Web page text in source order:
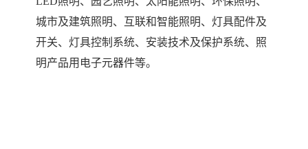
城市及建筑照明、 互联和智能照明、 灯具配件及
开关、灯具控制系统、安装技术及保护系统、照
明产品用电子元器件等。